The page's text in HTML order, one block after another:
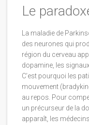
Le
La maladie de
des neurones qui
région du cerveau
dopamine, les
C’est pourquoi les
mouvement
au repos. Pour
un précurseur de la
apparaît, les